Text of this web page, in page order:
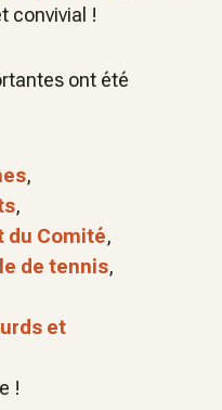
convivial !
ont été
,
,
du Comité,
de tennis,
et
!